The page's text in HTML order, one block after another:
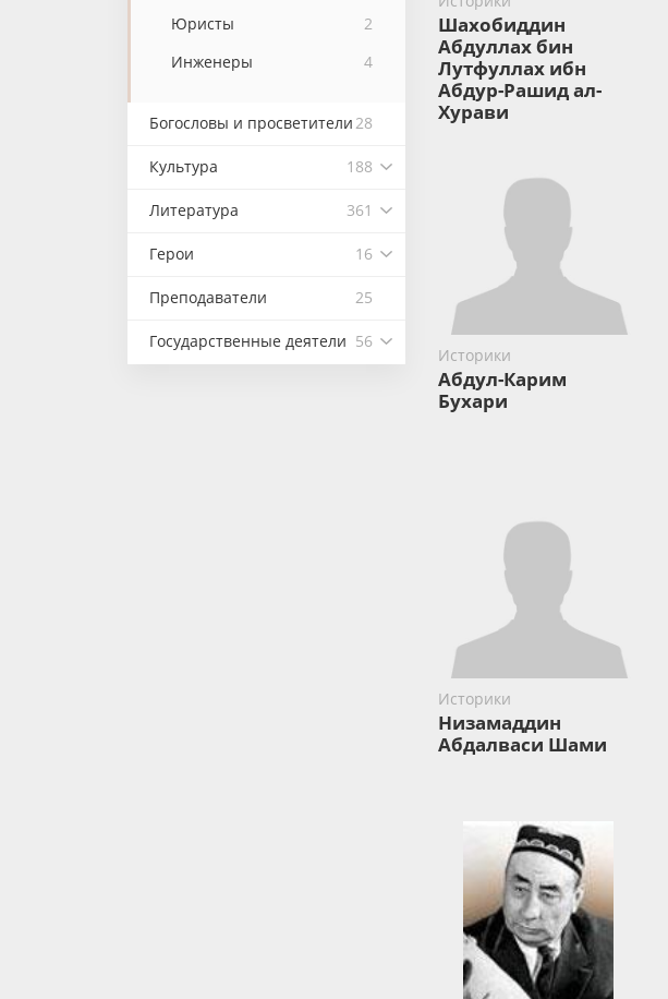
Юристы
2
Инженеры
4
Богословы и просветители28
Культура 188
Литература 361
Герои 16
Преподаватели 25
Государственные деятели 56
Шахобиддин
Абдуллах бин
Лутфуллах ибн
Абдур-Рашид ал-
Хурави
Историки
Абдул-Карим
Бухари
Историки
Низамаддин
Абдалваси Шами